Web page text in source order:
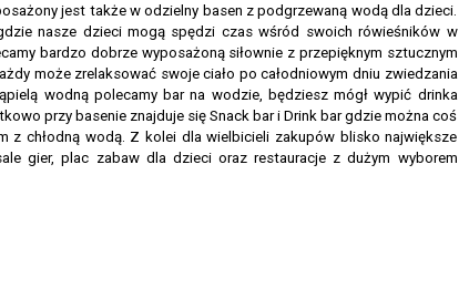
jest także w odzielny basen z podgrzewaną wodą dla dzieci.
nasze dzieci mogą spędzi czas wśród swoich rówieśników w
bardzo dobrze wyposażoną siłownie z przepięknym sztucznym
może zrelaksować swoje ciało po całodniowym dniu zwiedzania
wodną polecamy bar na wodzie, będziesz mógł wypić drinka
przy basenie znajduje się Snack bar i Drink bar gdzie można coś
chłodną wodą. Z kolei dla wielbicieli zakupów blisko największe
gier, plac zabaw dla dzieci oraz restauracje z dużym wyborem